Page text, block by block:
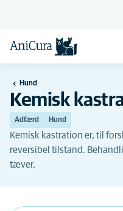
Hund
Kemisk
Adfærd Hund
Kemisk kastration er, til
reversibel tilstand.
tæver.